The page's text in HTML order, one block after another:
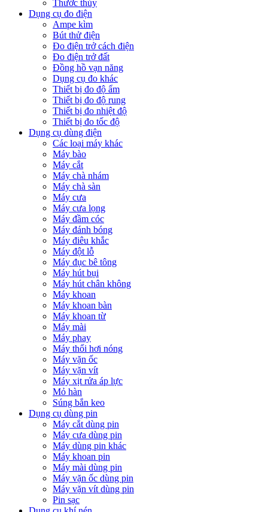
Thước thủy
Dụng cụ đo điện
Ampe kìm
Bút thử điện
Đo điện trở cách điện
Đo điện trở đất
Đồng hồ vạn năng
Dụng cụ đo khác
Thiết bị đo độ ẩm
Thiết bị đo độ rung
Thiết bị đo nhiệt độ
Thiết bị đo tốc độ
Dụng cụ dùng điện
Các loại máy khác
Máy bào
Máy cắt
Máy chà nhám
Máy chà sàn
Máy cưa
Máy cưa lọng
Máy đầm cóc
Máy đánh bóng
Máy điêu khắc
Máy đột lỗ
Máy đục bê tông
Máy hút bụi
Máy hút chân không
Máy khoan
Máy khoan bàn
Máy khoan từ
Máy mài
Máy phay
Máy thổi hơi nóng
Máy vặn ốc
Máy vặn vít
Máy xịt rửa áp lực
Mỏ hàn
Súng bắn keo
Dụng cụ dùng pin
Máy cắt dùng pin
Máy cưa dùng pin
Máy dùng pin khác
Máy khoan pin
Máy mài dùng pin
Máy vặn ốc dùng pin
Máy vặn vít dùng pin
Pin sạc